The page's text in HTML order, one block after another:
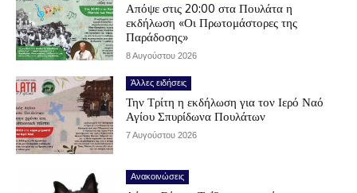
Απόψε στις 20:00 στα Πουλάτα η
εκδήλωση «Οι Πρωτομάστορες της
Παράδοσης»
8 Αυγούστου 2026
Άλλες ειδήσεις
Την Τρίτη η εκδήλωση για τον Ιερό Ναό
Αγίου Σπυρίδωνα Πουλάτων
7 Αυγούστου 2026
Ανακοινώσεις